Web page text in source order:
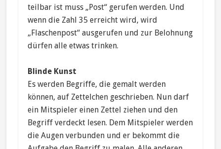
teilbar ist muss „Post“ gerufen werden. Und
wenn die Zahl 35 erreicht wird, wird
„Flaschenpost“ ausgerufen und zur Belohnung
dürfen alle etwas trinken.
Blinde Kunst
Es werden Begriffe, die gemalt werden
können, auf Zettelchen geschrieben. Nun darf
ein Mitspieler einen Zettel ziehen und den
Begriff verdeckt lesen. Dem Mitspieler werden
die Augen verbunden und er bekommt die